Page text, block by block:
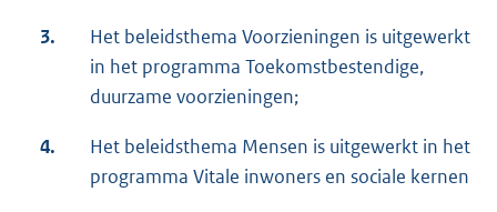
3.
Het beleidsthema Voorzieningen is uitgewerkt
in het programma Toekomstbestendige,
duurzame voorzieningen;
4.
Het beleidsthema Mensen is uitgewerkt in het
programma Vitale inwoners en sociale kernen